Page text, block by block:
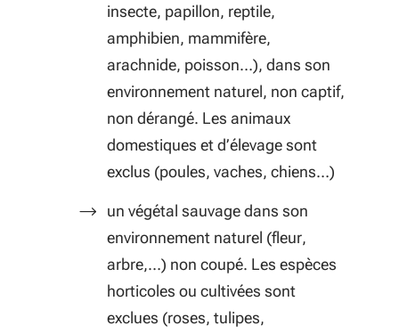
insecte, papillon, reptile,
amphibien, mammifère,
arachnide, poisson…), dans son
environnement naturel, non captif,
non dérangé. Les animaux
domestiques et d’élevage sont
exclus (poules, vaches, chiens…)
un végétal sauvage dans son
environnement naturel (fleur,
arbre,…) non coupé. Les espèces
horticoles ou cultivées sont
exclues (roses, tulipes,